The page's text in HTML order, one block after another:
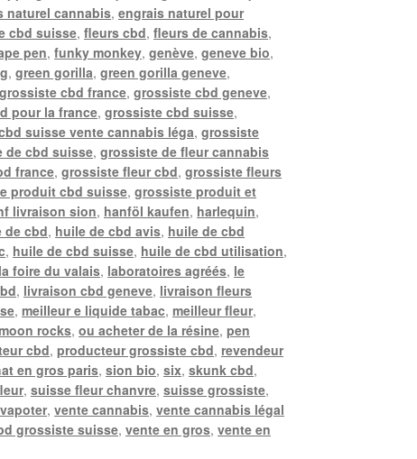
naturel cannabis,engrais naturel pour
cbd suisse,fleurs cbd,fleurs de cannabis,
pen,funky monkey,genève,geneve bio,
,green gorilla,green gorilla geneve,
grossiste cbd france,grossiste cbd geneve,
pour la france,grossiste cbd suisse,
suisse vente cannabis léga,grossiste
de cbd suisse,grossiste de fleur cannabis
france,grossiste fleur cbd,grossiste fleurs
produit cbd suisse,grossiste produit et
livraison sion, hanföl kaufen, harlequin,
de cbd, huile de cbd avis, huile de cbd
, huile de cbd suisse, huile de cbd utilisation,
la foire du valais, laboratoires agréés, le
, livraison cbd geneve, livraison fleurs
,meilleur e liquide tabac,meilleur fleur,
rocks,ou acheter de la résine,pen
cbd,producteur grossiste cbd, revendeur
en gros paris,sion bio,six,skunk cbd,
,suisse fleur chanvre,suisse grossiste,
vapoter,vente cannabis,vente cannabis légal
grossiste suisse,vente en gros,vente en